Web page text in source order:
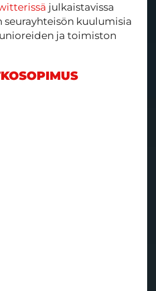
julkaistavissa
seurayhteisön kuulumisia
ja toimiston